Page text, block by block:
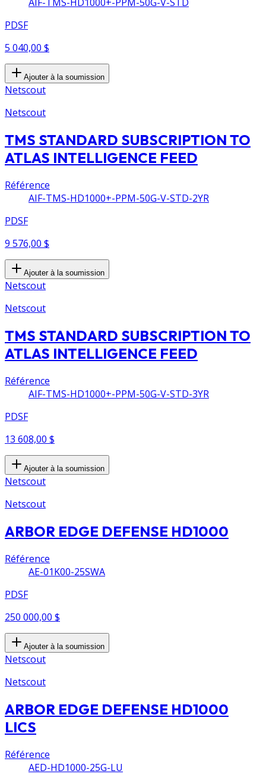
PDSF
5 040,00 $
Ajouter à la soumission
Netscout
Netscout
TMS STANDARD SUBSCRIPTION TO
ATLAS INTELLIGENCE FEED
Référence
AIF-TMS-HD1000+-PPM-50G-V-STD-2YR
PDSF
9 576,00 $
Ajouter à la soumission
Netscout
Netscout
TMS STANDARD SUBSCRIPTION TO
ATLAS INTELLIGENCE FEED
Référence
AIF-TMS-HD1000+-PPM-50G-V-STD-3YR
PDSF
13 608,00 $
Ajouter à la soumission
Netscout
Netscout
ARBOR EDGE DEFENSE HD1000
Référence
AE-01K00-25SWA
PDSF
250 000,00 $
Ajouter à la soumission
Netscout
Netscout
ARBOR EDGE DEFENSE HD1000
LICS
Référence
AED-HD1000-25G-LU